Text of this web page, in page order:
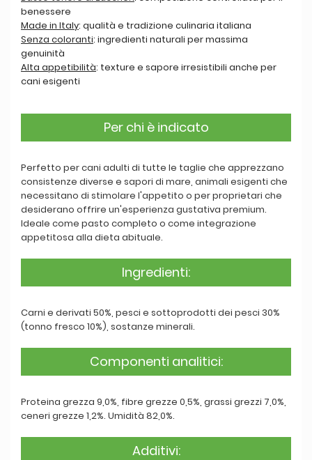
benessere
Made in Italy: qualità e tradizione culinaria italiana
Senza coloranti: ingredienti naturali per massima
genuinità
Alta appetibilità: texture e sapore irresistibili anche per
cani esigenti
Per chi è indicato
Perfetto per cani adulti di tutte le taglie che apprezzano
consistenze diverse e sapori di mare, animali esigenti che
necessitano di stimolare l'appetito o per proprietari che
desiderano offrire un'esperienza gustativa premium.
Ideale come pasto completo o come integrazione
appetitosa alla dieta abituale.
Ingredienti:
Carni e derivati 50%, pesci e sottoprodotti dei pesci 30%
(tonno fresco 10%), sostanze minerali.
Componenti analitici:
Proteina grezza 9,0%, fibre grezze 0,5%, grassi grezzi 7,0%,
ceneri grezze 1,2%. Umidità 82,0%.
Additivi: